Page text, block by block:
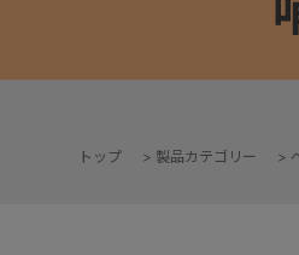
トップ > 製品カテゴリー >